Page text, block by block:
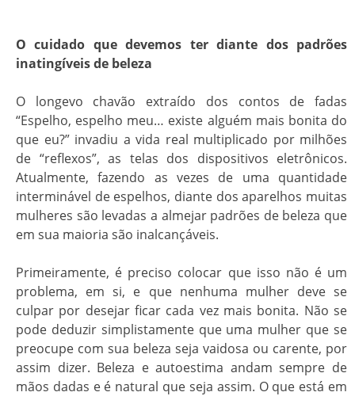
O cuidado que devemos ter diante dos padrões
inatingíveis de beleza
O longevo chavão extraído dos contos de fadas
“Espelho, espelho meu… existe alguém mais bonita do
que eu?” invadiu a vida real multiplicado por milhões
de “reflexos”, as telas dos dispositivos eletrônicos.
Atualmente, fazendo as vezes de uma quantidade
interminável de espelhos, diante dos aparelhos muitas
mulheres são levadas a almejar padrões de beleza que
em sua maioria são inalcançáveis.
Primeiramente, é preciso colocar que isso não é um
problema, em si, e que nenhuma mulher deve se
culpar por desejar ficar cada vez mais bonita. Não se
pode deduzir simplistamente que uma mulher que se
preocupe com sua beleza seja vaidosa ou carente, por
assim dizer. Beleza e autoestima andam sempre de
mãos dadas e é natural que seja assim. O que está em